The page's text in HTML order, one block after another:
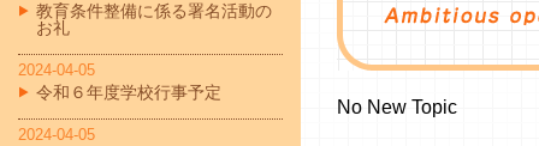
No New Topic
教育条件整備に係る署名活動の
お礼
2024-04-05
令和６年度学校行事予定
2024-04-05